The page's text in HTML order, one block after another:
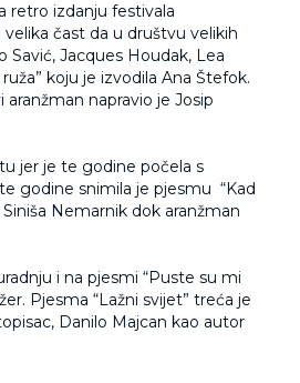
retro izdanju festivala
čast da u društvu velikih
Jacques Houdak, Lea
koju je izvodila Ana Štefok.
napravio je Josip
jer je te godine počela s
godine snimila je pjesmu “Kad
Nemarnik dok aranžman
i na pjesmi “Puste su mi
Pjesma “Lažni svijet” treća je
Danilo Majcan kao autor